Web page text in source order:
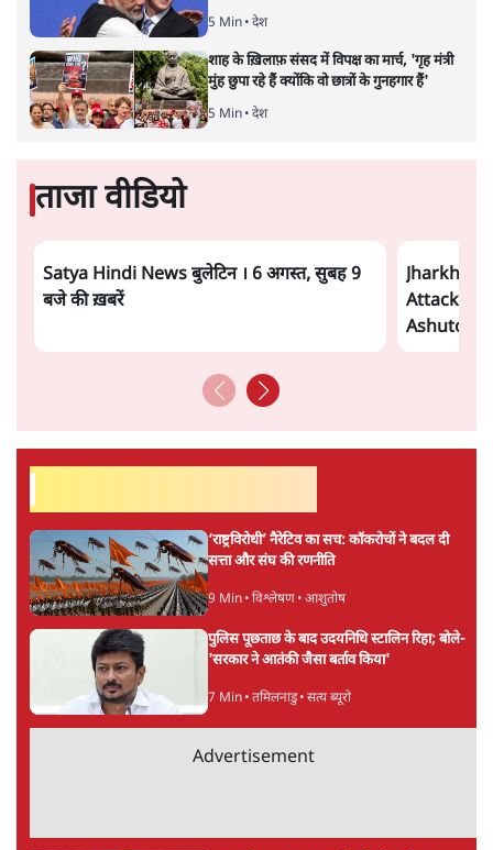
5 Min• देश
शाह के ख़िलाफ़ संसद में विपक्ष का मार्च, 'गृह मंत्री
मुंह छुपा रहे हैं क्योंकि वो छात्रों के गुनहगार हैं'
5 Min• देश
ताजा वीडियो
Satya Hindi News बुलेटिन । 6 अगस्त, सुबह 9
बजे की ख़बरें
Attack-
Ashutosh
‘राष्ट्रविरोधी’ नैरेटिव का सच: कॉकरोचों ने बदल दी
सत्ता और संघ की रणनीति
9 Min• विश्लेषण• आशुतोष
पुलिस पूछताछ के बाद उदयनिधि स्टालिन रिहा; बोले-
'सरकार ने आतंकी जैसा बर्ताव किया'
7 Min• तमिलनाडु• सत्य ब्यूरो
Advertisement